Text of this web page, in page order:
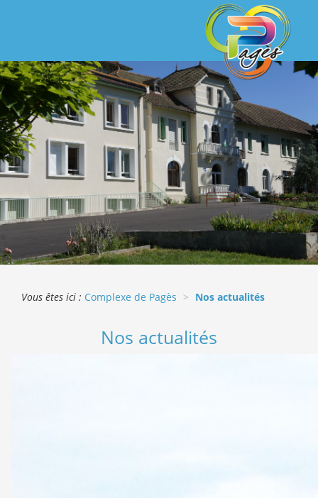
Vous êtes ici : Complexe de Pagès Nos actualités
Nos actualités